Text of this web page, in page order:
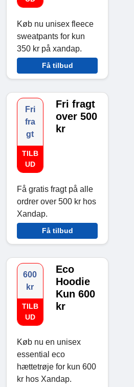
Køb nu unisex fleece
sweatpants for kun
350 kr på xandap.
Få tilbud
Fri
fra
gt
TILB
UD
Fri fragt
over 500
kr
Få gratis fragt på alle
ordrer over 500 kr hos
Xandap.
Få tilbud
600
kr
TILB
UD
Eco
Hoodie
Kun 600
kr
Køb nu en unisex
essential eco
hættetrøje for kun 600
kr hos Xandap.